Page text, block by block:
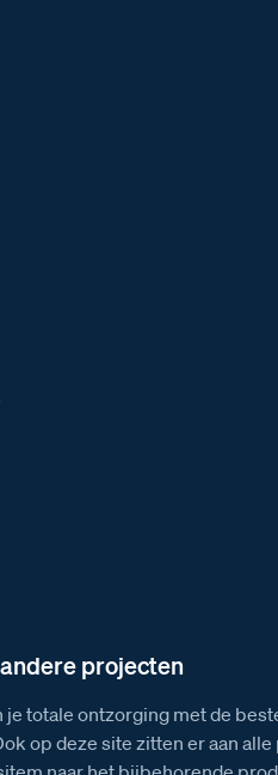
projecten
totale ontzorging met de
op deze site zitten er aan